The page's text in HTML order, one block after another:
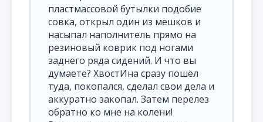
пластмассовой бутылки подобие
совка, открыл один из мешков и
насыпал наполнитель прямо на
резиновый коврик под ногами
заднего ряда сидений. И что вы
думаете? ХвостИна сразу пошёл
туда, покопался, сделал свои дела и
аккуратно закопал. Затем перелез
обратно ко мне на колени!